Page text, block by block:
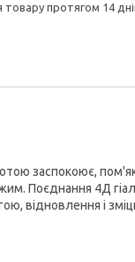
товару протягом 14
заспокоює,
Поєднання 4Д
відновлення і